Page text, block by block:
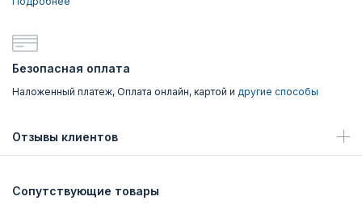
Безопасная оплата
Наложенный платеж, Оплата онлайн, картой и другие способы
Отзывы клиентов
Сопутствующие товары